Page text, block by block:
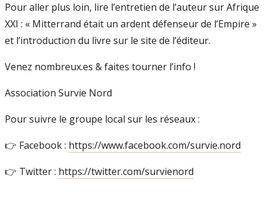
Pour aller plus loin, lire l’entretien de l’auteur sur Afrique
XXI : « Mitterrand était un ardent défenseur de l’Empire »
et l’introduction du livre sur le site de l’éditeur.
Venez nombreux.es & faites tourner l’info !
Association Survie Nord
Pour suivre le groupe local sur les réseaux :
👉 Facebook : https://www.facebook.com/survie.nord
👉 Twitter : https://twitter.com/survienord